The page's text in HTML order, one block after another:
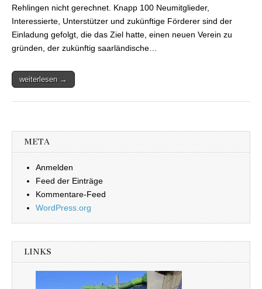
Rehlingen nicht gerechnet. Knapp 100 Neumitglieder,
Interessierte, Unterstützer und zukünftige Förderer sind der
Einladung gefolgt, die das Ziel hatte, einen neuen Verein zu
gründen, der zukünftig saarländische…
weiterlesen →
META
Anmelden
Feed der Einträge
Kommentare-Feed
WordPress.org
LINKS